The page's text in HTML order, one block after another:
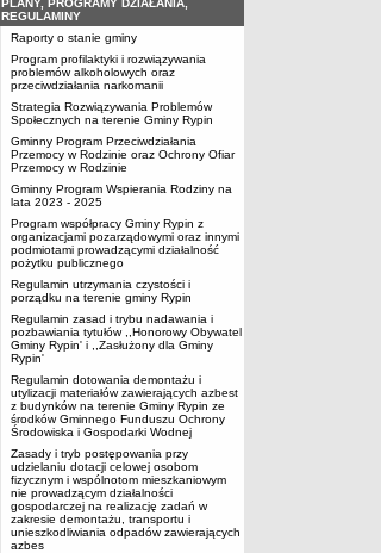
PLANY, PROGRAMY DZIAŁANIA,
REGULAMINY
Raporty o stanie gminy
Program profilaktyki i rozwiązywania
problemów alkoholowych oraz
przeciwdziałania narkomanii
Strategia Rozwiązywania Problemów
Społecznych na terenie Gminy Rypin
Gminny Program Przeciwdziałania
Przemocy w Rodzinie oraz Ochrony Ofiar
Przemocy w Rodzinie
Gminny Program Wspierania Rodziny na
lata 2023 - 2025
Program współpracy Gminy Rypin z
organizacjami pozarządowymi oraz innymi
podmiotami prowadzącymi działalność
pożytku publicznego
Regulamin utrzymania czystości i
porządku na terenie gminy Rypin
Regulamin zasad i trybu nadawania i
pozbawiania tytułów ,,Honorowy Obywatel
Gminy Rypin' i ,,Zasłużony dla Gminy
Rypin'
Regulamin dotowania demontażu i
utylizacji materiałów zawierających azbest
z budynków na terenie Gminy Rypin ze
środków Gminnego Funduszu Ochrony
Środowiska i Gospodarki Wodnej
Zasady i tryb postępowania przy
udzielaniu dotacji celowej osobom
fizycznym i wspólnotom mieszkaniowym
nie prowadzącym działalności
gospodarczej na realizację zadań w
zakresie demontażu, transportu i
unieszkodliwiania odpadów zawierających
azbes